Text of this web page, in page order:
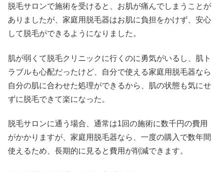
脱毛サロンで施術を受けると、お肌が痛んでしまうことが
ありましたが、家庭用脱毛器はお肌に負担をかけず、安心
して脱毛ができるようになりました。
肌が弱くて脱毛クリニックに行くのに勇気がいるし、肌ト
ラブルも心配だったけど、自分で使える家庭用脱毛器なら
自分の肌に合わせた処理ができるから、肌の状態も気にせ
ずに脱毛できて楽になった。
脱毛サロンに通う場合、通常は1回の施術に数千円の費用
がかかりますが、家庭用脱毛器なら、一度の購入で数年間
使えるため、長期的に見ると費用が削減できます。